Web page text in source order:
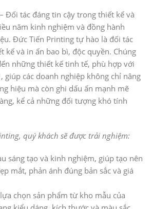
– Đối tác đáng tin cậy trong thiết kế và
năm kinh nghiệm và đồng hành
Đức Tiến Printing tự hào là đối tác
kế và in ấn bao bì, độc quyền. Chúng
những thiết kế tinh tế, phù hợp với
giúp các doanh nghiệp không chỉ nâng
hiệu mà còn ghi dấu ấn mạnh mẽ
kể cả những đối tượng khó tính
quý khách sẽ được trải nghiệm:
sáng tạo và kinh nghiệm, giúp tạo nên
mắt, phản ánh đúng bản sắc và giá
chọn sản phẩm từ kho mẫu của